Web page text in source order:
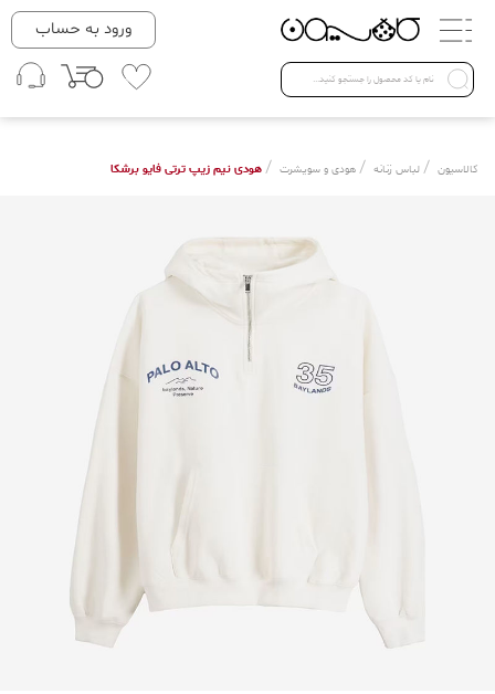
دسته بندی ها
Open submenu ( لباس زنانه )
لباس زنانه
لباس مردانه
ورود به حساب
کالاسیون / لباس زنانه / هودی و سویشرت / هودی نیم زیپ ترتی فایو برشکا